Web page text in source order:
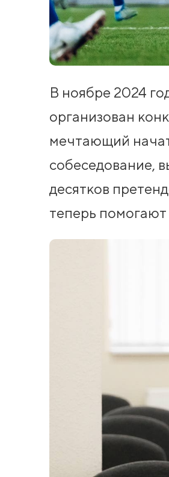
В ноябре 2024
организован
мечтающий
собеседование,
десятков
теперь помогают